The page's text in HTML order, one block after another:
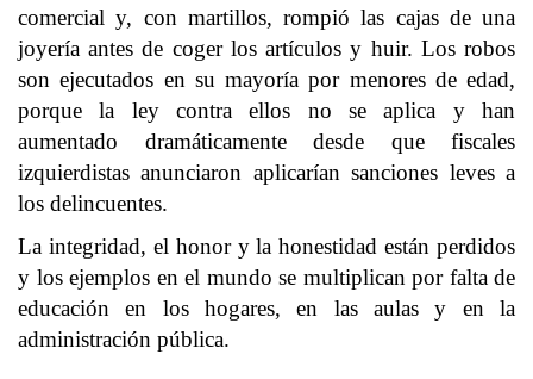
comercial y, con martillos, rompió las cajas de una
joyería antes de coger los artículos y huir. Los robos
son ejecutados en su mayoría por menores de edad,
porque la ley contra ellos no se aplica y han
aumentado dramáticamente desde que fiscales
izquierdistas anunciaron aplicarían sanciones leves a
los delincuentes.
La integridad, el honor y la honestidad están perdidos
y los ejemplos en el mundo se multiplican por falta de
educación en los hogares, en las aulas y en la
administración pública.